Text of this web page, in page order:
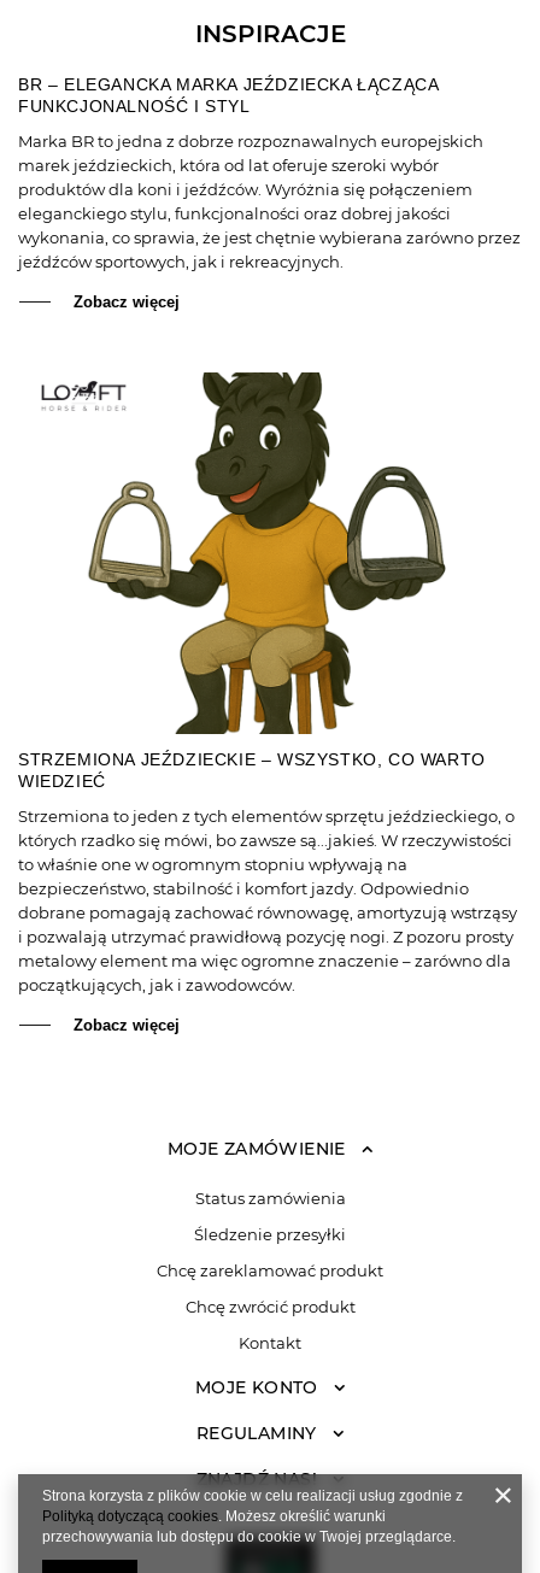
INSPIRACJE
BR – ELEGANCKA MARKA JEŹDZIECKA ŁĄCZĄCA
FUNKCJONALNOŚĆ I STYL
Marka BR to jedna z dobrze rozpoznawalnych europejskich
marek jeździeckich, która od lat oferuje szeroki wybór
produktów dla koni i jeźdźców. Wyróżnia się połączeniem
eleganckiego stylu, funkcjonalności oraz dobrej jakości
wykonania, co sprawia, że jest chętnie wybierana zarówno przez
jeźdźców sportowych, jak i rekreacyjnych.
Zobacz więcej
STRZEMIONA JEŹDZIECKIE – WSZYSTKO, CO WARTO
WIEDZIEĆ
Strzemiona to jeden z tych elementów sprzętu jeździeckiego, o
których rzadko się mówi, bo zawsze są...jakieś. W rzeczywistości
to właśnie one w ogromnym stopniu wpływają na
bezpieczeństwo, stabilność i komfort jazdy. Odpowiednio
dobrane pomagają zachować równowagę, amortyzują wstrząsy
i pozwalają utrzymać prawidłową pozycję nogi. Z pozoru prosty
metalowy element ma więc ogromne znaczenie – zarówno dla
początkujących, jak i zawodowców.
Zobacz więcej
MOJE ZAMÓWIENIE
Status zamówienia
Śledzenie przesyłki
Chcę zareklamować produkt
Chcę zwrócić produkt
Kontakt
MOJE KONTO
REGULAMINY
ZNAJDŹ NAS!
Strona korzysta z plików cookie w celu realizacji usług zgodnie z
Polityką dotyczącą cookies. Możesz określić warunki
przechowywania lub dostępu do cookie w Twojej przeglądarce.